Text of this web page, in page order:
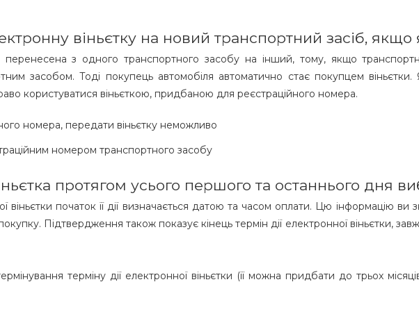
віньєтку на новий транспортний засіб,
з одного транспортного засобу на інший, тому, якщо
засобом. Тоді покупець автомобіля автоматично стає покупцем
користуватися віньєткою, придбаною для реєстраційного номера.
номера, передати віньєтку неможливо
номером транспортного засобу
протягом усього першого та останнього дня
віньєтки початок її дії визначається датою та часом оплати. Цю інформацію
Підтвердження також показує кінець термін дії електронної віньєтки,
терміну дії електронної віньєтки (її можна придбати до трьох